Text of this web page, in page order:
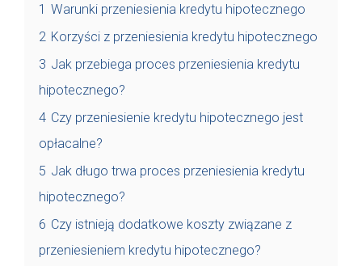
1 Warunki przeniesienia kredytu hipotecznego
2 Korzyści z przeniesienia kredytu hipotecznego
3 Jak przebiega proces przeniesienia kredytu
hipotecznego?
4 Czy przeniesienie kredytu hipotecznego jest
opłacalne?
5 Jak długo trwa proces przeniesienia kredytu
hipotecznego?
6 Czy istnieją dodatkowe koszty związane z
przeniesieniem kredytu hipotecznego?